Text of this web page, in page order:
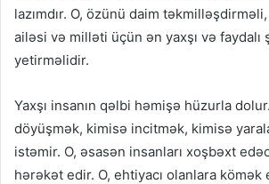
lazımdır. O, özünü daim
ailəsi və milləti üçün ən yaxşı və faydalı
yetirməlidir.
Yaxşı insanın qəlbi həmişə hüzurla
döyüşmək, kimisə incitmək, kimisə
istəmir. O, əsasən insanları xoşbəxt
hərəkət edir. O, ehtiyacı olanlara kömək